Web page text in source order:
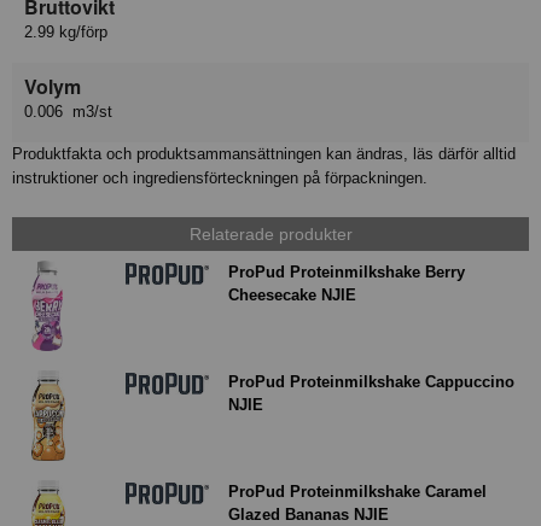
Bruttovikt
2.99 kg/förp
Volym
0.006 m3/st
Produktfakta och produktsammansättningen kan ändras, läs därför alltid
instruktioner och ingrediensförteckningen på förpackningen.
Relaterade produkter
ProPud Proteinmilkshake Berry
Cheesecake NJIE
ProPud Proteinmilkshake Cappuccino
NJIE
ProPud Proteinmilkshake Caramel
Glazed Bananas NJIE